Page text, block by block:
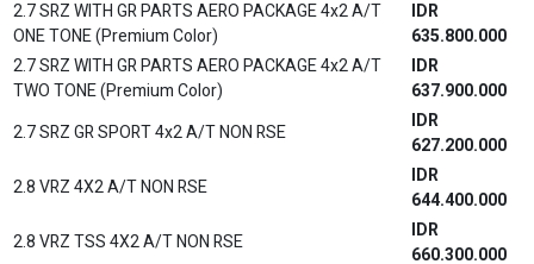
NEW 1.5 G M/T
288.500.000
NEW 1.5 G A/T
IDR
299.500.000
NEW 1.5 S M/T GR SPORT
IDR
303.900.000
NEW 1.5 S A/T GR SPORT
IDR
314.600.000
1.5 G A/T LUX
IDR
331.079.000